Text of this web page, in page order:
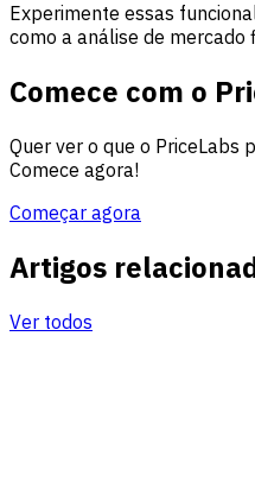
Experimente essas
como a análise de mercado
Comece com o
Quer ver o que o PriceLabs
Comece agora!
Começar agora
Artigos
Ver todos